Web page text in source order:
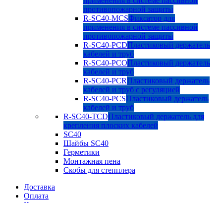
противопожарной защиты
R-SC40-MCSФиксатор для
применения в системе пассивной
противопожарной защиты
R-SC40-PCDПластиковый держатель
кабелей и труб
R-SC40-PCOПластиковый держатель
кабелей и труб
R-SC40-PCRПластиковый держатель
кабелей и труб с регуляцией
R-SC40-PCSПластиковый держатель
кабелей и труб
R-SC40-TCDПластиковый держатель для
крепления плоских кабелей
SC40
Шайбы SC40
Герметики
Монтажная пена
Скобы для степплера
Доставка
Оплата